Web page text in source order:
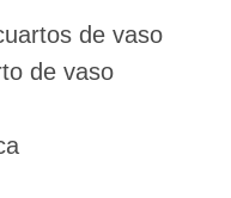
de vaso
de vaso